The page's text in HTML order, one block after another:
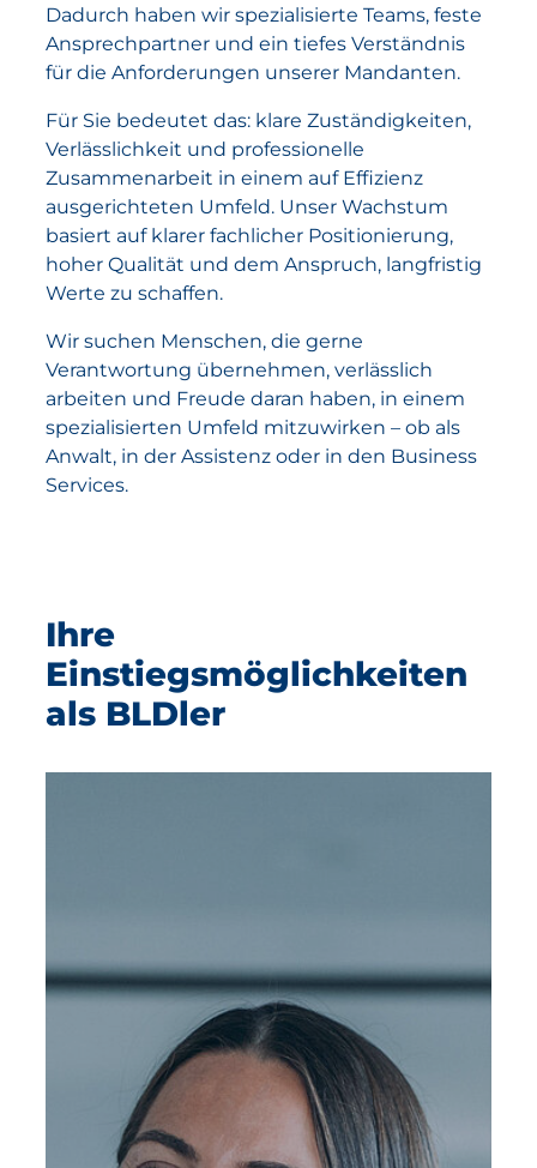
Dadurch haben wir spezialisierte Teams, feste
Ansprechpartner und ein tiefes Verständnis
für die Anforderungen unserer Mandanten.
Für Sie bedeutet das: klare Zuständigkeiten,
Verlässlichkeit und professionelle
Zusammenarbeit in einem auf Effizienz
ausgerichteten Umfeld. Unser Wachstum
basiert auf klarer fachlicher Positionierung,
hoher Qualität und dem Anspruch, langfristig
Werte zu schaffen.
Wir suchen Menschen, die gerne
Verantwortung übernehmen, verlässlich
arbeiten und Freude daran haben, in einem
spezialisierten Umfeld mitzuwirken – ob als
Anwalt, in der Assistenz oder in den Business
Services.
Ihre
Einstiegsmöglichkeiten
als BLDler